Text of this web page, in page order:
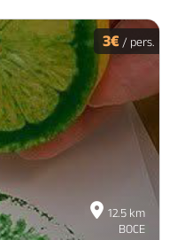
12.5 km
BOCE
3€ / pers.